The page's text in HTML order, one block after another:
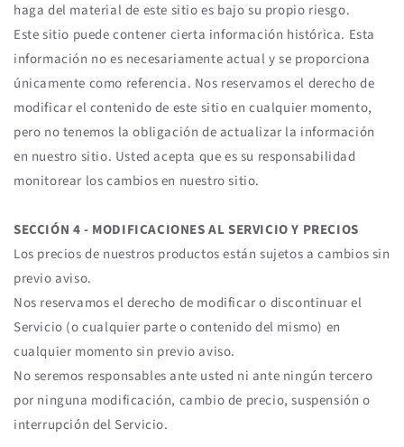
haga del material de este sitio es bajo su propio riesgo.
Este sitio puede contener cierta información histórica. Esta
información no es necesariamente actual y se proporciona
únicamente como referencia. Nos reservamos el derecho de
modificar el contenido de este sitio en cualquier momento,
pero no tenemos la obligación de actualizar la información
en nuestro sitio. Usted acepta que es su responsabilidad
monitorear los cambios en nuestro sitio.
SECCIÓN 4 - MODIFICACIONES AL SERVICIO Y PRECIOS
Los precios de nuestros productos están sujetos a cambios sin
previo aviso.
Nos reservamos el derecho de modificar o discontinuar el
Servicio (o cualquier parte o contenido del mismo) en
cualquier momento sin previo aviso.
No seremos responsables ante usted ni ante ningún tercero
por ninguna modificación, cambio de precio, suspensión o
interrupción del Servicio.